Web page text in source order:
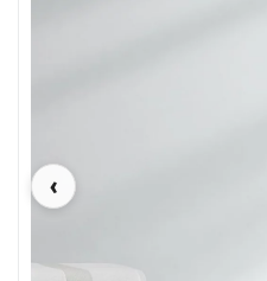
‹